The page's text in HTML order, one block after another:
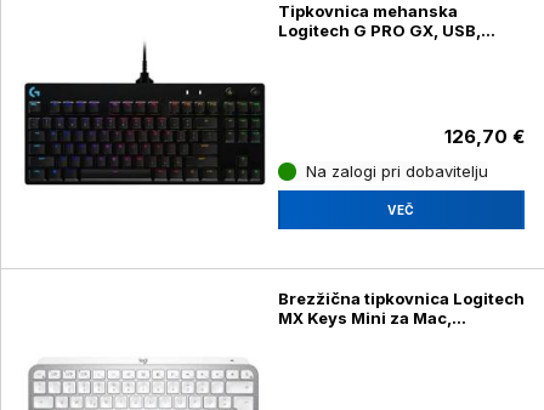
Tipkovnica mehanska
Logitech G PRO GX, USB,
126,70 €
Na zalogi pri dobavitelju
VEČ
Brezžična tipkovnica Logitech
MX Keys Mini za Mac,